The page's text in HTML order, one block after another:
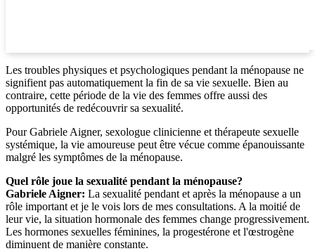
Les troubles physiques et psychologiques pendant la ménopause ne
signifient pas automatiquement la fin de sa vie sexuelle. Bien au
contraire, cette période de la vie des femmes offre aussi des
opportunités de redécouvrir sa sexualité.
Pour Gabriele Aigner, sexologue clinicienne et thérapeute sexuelle
systémique, la vie amoureuse peut être vécue comme épanouissante
malgré les symptômes de la ménopause.
Quel rôle joue la sexualité pendant la ménopause?
Gabriele Aigner: La sexualité pendant et après la ménopause a un
rôle important et je le vois lors de mes consultations. A la moitié de
leur vie, la situation hormonale des femmes change progressivement.
Les hormones sexuelles féminines, la progestérone et l'œstrogène
diminuent de manière constante.